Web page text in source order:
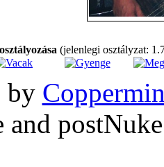
(jelenlegi osztályzat:
by
and